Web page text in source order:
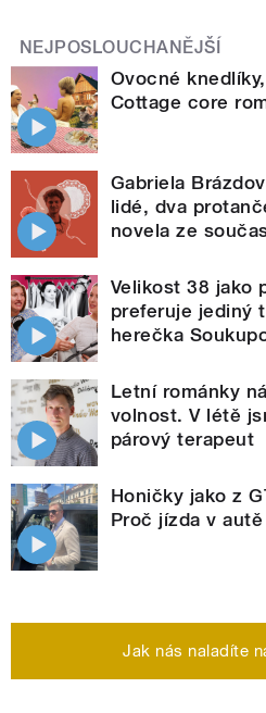
NEJPOSLOUCHANĚJŠÍ
Ovocné
Cottage core
Gabriela
lidé, dva
novela ze
Velikost 38 jako
preferuje jediný
herečka
Letní románky
volnost. V létě
párový terapeut
Honičky jako z
Proč jízda v
Jak nás naladíte